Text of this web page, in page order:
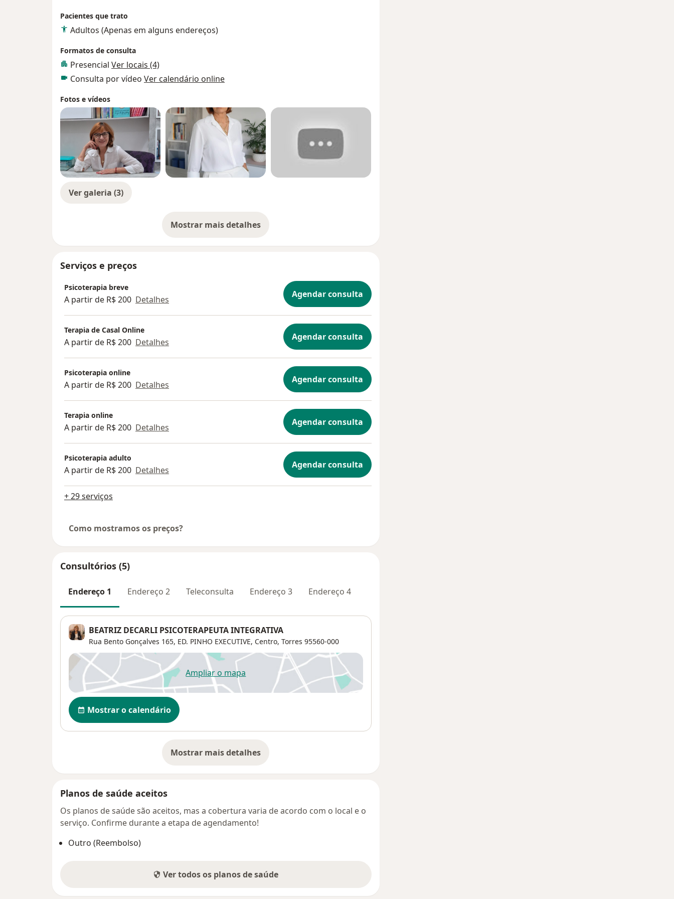
Pacientes que trato
Adultos (Apenas em alguns endereços)
Formatos de consulta
Presencial Ver locais (4)
Consulta por vídeo Ver calendário online
Fotos e vídeos
Ver galeria (3)
Mostrar mais detalhes
sobre a experiência
Serviços e preços
Psicoterapia breve
A partir de R$ 200 Detalhes Agendar consulta
Terapia de Casal Online
A partir de R$ 200 Detalhes Agendar consulta
Psicoterapia online
A partir de R$ 200 Detalhes Agendar consulta
Terapia online
A partir de R$ 200 Detalhes Agendar consulta
Psicoterapia adulto
A partir de R$ 200 Detalhes Agendar consulta
+ 29 serviços
Como mostramos os preços?
Consultórios (5)
Endereço 1 Endereço 2 Teleconsulta Endereço 3 Endereço 4
BEATRIZ DECARLI PSICOTERAPEUTA INTEGRATIVA
Rua Bento Gonçalves 165, ED. PINHO EXECUTIVE, Centro, Torres 95560-000
Ampliar o mapaabre num novo separador
Disponibilidade
Mostrar o calendário
Mostrar mais detalhes
sobre o endereço
Planos de saúde aceitos
Os planos de saúde são aceitos, mas a cobertura varia de acordo com o local e o
serviço. Confirme durante a etapa de agendamento!
Outro (Reembolso)
Ver todos os planos de saúde